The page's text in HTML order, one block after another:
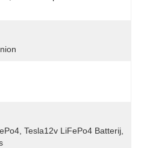
Tesla12v LiFePo4 Batterij